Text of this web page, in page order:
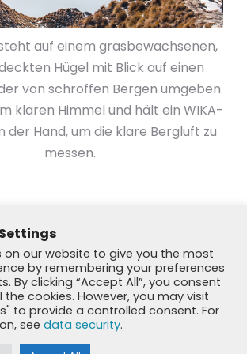
auf einem grasbewachsenen,
Hügel mit Blick auf einen
von schroffen Bergen umgeben
klaren Himmel und hält ein WIKA-
der Hand, um die klare Bergluft zu
messen.
Settings
on our website to give you the most
by remembering your preferences
By clicking “Accept All”, you consent
cookies. However, you may visit
to provide a controlled consent. For
see data security.